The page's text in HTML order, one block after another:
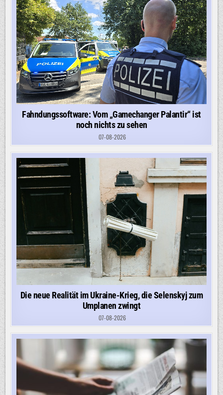
Fahndungssoftware: Vom „Gamechanger Palantir“ ist
noch nichts zu sehen
07-08-2026
Die neue Realität im Ukraine-Krieg, die Selenskyj zum
Umplanen zwingt
07-08-2026